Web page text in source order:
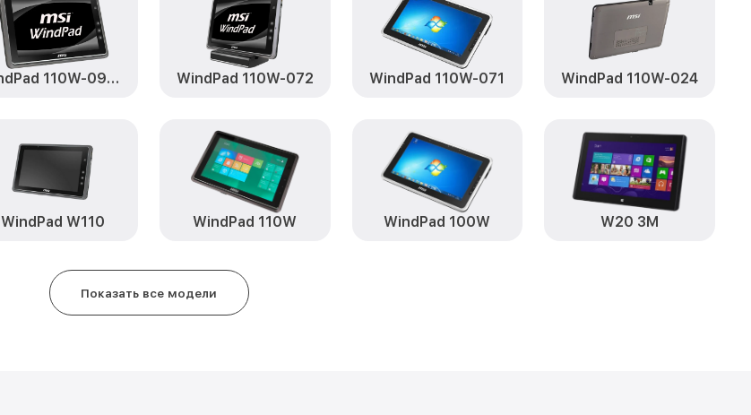
Замена Wi-Fi WindPad 110W-096RU MSI от 500₽ Заказать
Ремонт кнопки WindPad 110W-096RU MSI от 750₽ Заказать
WindPad 110W-094RU WindPad 110W-072 WindPad 110W-071 WindPad 110W-024
WindPad W110 WindPad 110W WindPad 100W W20 3M
Показать все модели